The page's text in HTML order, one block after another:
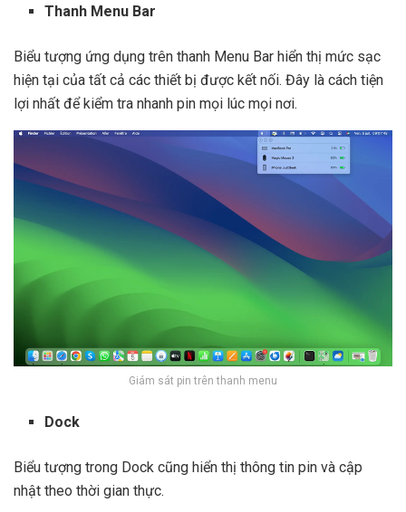
Thanh Menu Bar
Biểu tượng ứng dụng trên thanh Menu Bar hiển thị mức sạc
hiện tại của tất cả các thiết bị được kết nối. Đây là cách tiện
lợi nhất để kiểm tra nhanh pin mọi lúc mọi nơi.
Giám sát pin trên thanh menu
Dock
Biểu tượng trong Dock cũng hiển thị thông tin pin và cập
nhật theo thời gian thực.